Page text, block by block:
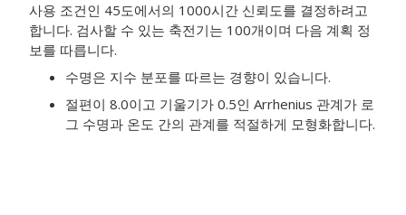
사용 조건인 45도에서의 1000시간 신뢰도를 결정하려고
합니다. 검사할 수 있는 축전기는 100개이며 다음 계획 정
보를 따릅니다.
수명은 지수 분포를 따르는 경향이 있습니다.
절편이 8.0이고 기울기가 0.5인 Arrhenius 관계가 로
그 수명과 온도 간의 관계를 적절하게 모형화합니다.